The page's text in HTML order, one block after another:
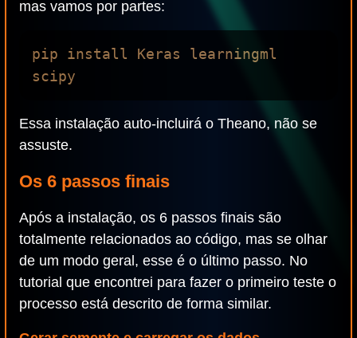
mas vamos por partes:
pip install Keras learningml
Essa instalação auto-incluirá o Theano, não se
assuste.
Os 6 passos finais
Após a instalação, os 6 passos finais são
totalmente relacionados ao código, mas se olhar
de um modo geral, esse é o último passo. No
tutorial que encontrei para fazer o primeiro teste o
processo está descrito de forma similar.